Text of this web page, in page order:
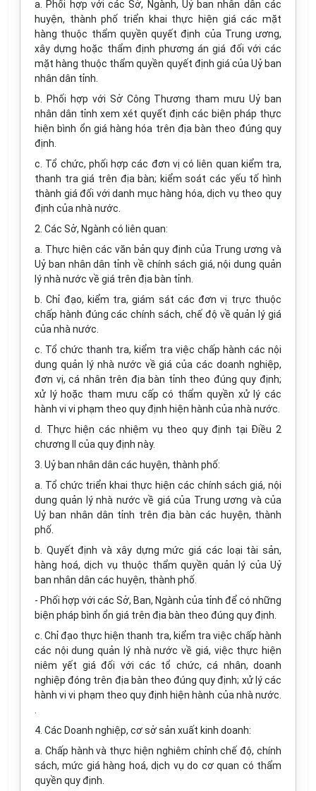
a. Phối hợp với các Sở, Ngành, Uỷ ban nhân dân các
huyện, thành phố triển khai thực hiện giá các mặt
hàng thuộc thẩm quyền quyết định của Trung ương,
xây dựng hoặc thẩm định phương án giá đối với các
mặt hàng thuộc thẩm quyền quyết định giá của Uỷ ban
nhân dân tỉnh.
b. Phối hợp với Sở Công Thương tham mưu Uỷ ban
nhân dân tỉnh xem xét quyết định các biện pháp thực
hiện bình ổn giá hàng hóa trên địa bàn theo đúng quy
định.
c. Tổ chức, phối hợp các đơn vị có liên quan kiểm tra,
thanh tra giá trên địa bàn; kiểm soát các yếu tố hình
thành giá đối với danh mục hàng hóa, dịch vụ theo quy
định của nhà nước.
2. Các Sở, Ngành có liên quan:
a. Thực hiện các văn bản quy định của Trung ương và
Uỷ ban nhân dân tỉnh về chính sách giá, nội dung quản
lý nhà nước về giá trên địa bàn tỉnh.
b. Chỉ đạo, kiểm tra, giám sát các đơn vị trực thuộc
chấp hành đúng các chính sách, chế độ về quản lý giá
của nhà nước.
c. Tổ chức thanh tra, kiểm tra việc chấp hành các nội
dung quản lý nhà nước về giá của các doanh nghiệp,
đơn vị, cá nhân trên địa bàn tỉnh theo đúng quy định;
xử lý hoặc tham mưu cấp có thẩm quyền xử lý các
hành vi vi phạm theo quy định hiện hành của nhà nước.
d. Thực hiện các nhiệm vụ theo quy định tại Điều 2
chương II của quy định này.
3. Uỷ ban nhân dân các huyện, thành phố:
a. Tổ chức triển khai thực hiện các chính sách giá, nội
dung quản lý nhà nước về giá của Trung ương và của
Uỷ ban nhân dân tỉnh trên địa bàn các huyện, thành
phố.
b. Quyết định và xây dựng mức giá các loại tài sản,
hàng hoá, dịch vụ thuộc thẩm quyền quản lý của Uỷ
ban nhân dân các huyện, thành phố.
- Phối hợp với các Sở, Ban, Ngành của tỉnh để có những
biện pháp bình ổn giá trên địa bàn theo đúng quy định.
c. Chỉ đạo thực hiện thanh tra, kiểm tra việc chấp hành
các nội dung quản lý nhà nước về giá, việc thực hiện
niêm yết giá đối với các tổ chức, cá nhân, doanh
nghiệp đóng trên địa bàn theo đúng quy định; xử lý các
hành vi vi phạm theo quy định hiện hành của nhà nước.
4. Các Doanh nghiệp, cơ sở sản xuất kinh doanh:
a. Chấp hành và thực hiện nghiêm chỉnh chế độ, chính
sách, mức giá hàng hoá, dịch vụ do cơ quan có thẩm
quyền quy định.